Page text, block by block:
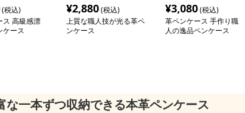
(税込)
ス 高級感漂
ケース
¥2,880(税込)
上質な職人技が光る革ペ
ンケース
¥3,080(税込)
革ペンケース 手作り職
人の逸品ペンケース
な一本ずつ収納できる本革ペンケース